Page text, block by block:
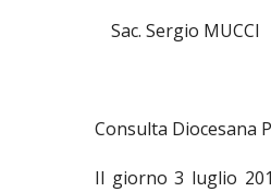
Sac. Sergio MUCCI
Consulta Diocesana
Il giorno 3 luglio